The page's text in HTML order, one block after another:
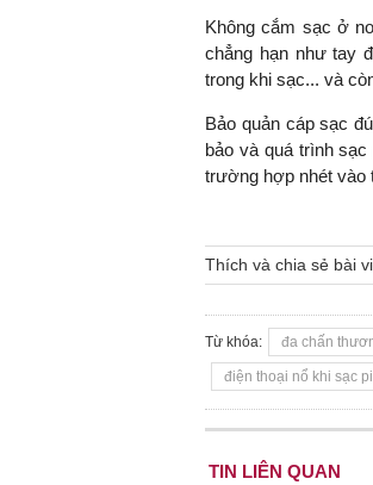
Không cắm sạc ở
chẳng hạn như tay
trong khi sạc... và
Bảo quản cáp sạc
bảo và quá trình
trường hợp nhét vào
Thích và chia sẻ bài
Từ khóa: đa chấn
điện thoại nổ khi sạc
TIN LIÊN QUAN